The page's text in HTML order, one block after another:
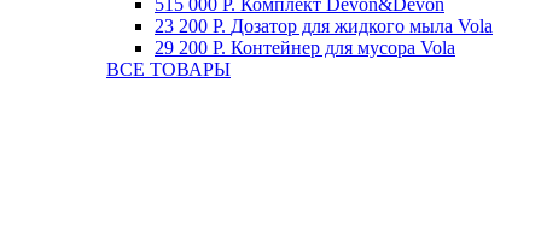
515 000 Р. Комплект Devon&Devon
23 200 Р. Дозатор для жидкого мыла Vola
29 200 Р. Контейнер для мусора Vola
ВСЕ ТОВАРЫ